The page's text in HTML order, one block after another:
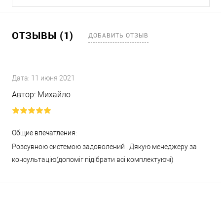
ОТЗЫВЫ (1) ДОБАВИТЬ ОТЗЫВ
Дата: 11 июня 2021
Автор: Михайло
Общие впечатления:
Розсувною системою задоволений . Дякую менеджеру за
консультацію(допоміг підібрати всі комплектуючі)